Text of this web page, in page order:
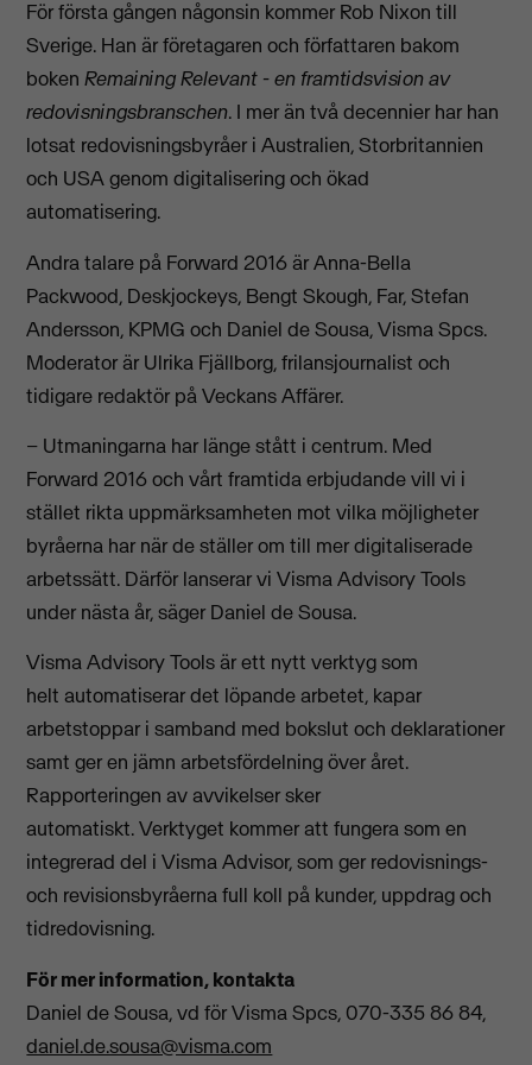
För första gången någonsin kommer Rob Nixon till
Sverige. Han är företagaren och författaren bakom
bokenRemaining Relevant - en framtidsvision av
redovisningsbranschen. I mer än två decennier har han
lotsat redovisningsbyråer i Australien, Storbritannien
och USA genom digitalisering och ökad
automatisering.
Andra talare på Forward 2016 är Anna-Bella
Packwood, Deskjockeys, Bengt Skough, Far, Stefan
Andersson, KPMG och Daniel de Sousa, Visma Spcs.
Moderator är Ulrika Fjällborg, frilansjournalist och
tidigare redaktör på Veckans Affärer.
– Utmaningarna har länge stått i centrum. Med
Forward 2016 och vårt framtida erbjudande vill vi i
stället rikta uppmärksamheten mot vilka möjligheter
byråerna har när de ställer om till mer digitaliserade
arbetssätt. Därför lanserar vi Visma Advisory Tools
under nästa år, säger Daniel de Sousa.
Visma Advisory Tools är ett nytt verktyg som
helt automatiserar det löpande arbetet, kapar
arbetstoppar i samband med bokslut och deklarationer
samt ger en jämn arbetsfördelning över året.
Rapporteringen av avvikelser sker
automatiskt. Verktyget kommer att fungera som en
integrerad del i Visma Advisor, som ger redovisnings-
och revisionsbyråerna full koll på kunder, uppdrag och
tidredovisning.
För mer information, kontakta
Daniel de Sousa, vd för Visma Spcs, 070-335 86 84,
daniel.de.sousa@visma.com